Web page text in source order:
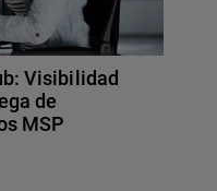
Visibilidad
de
MSP